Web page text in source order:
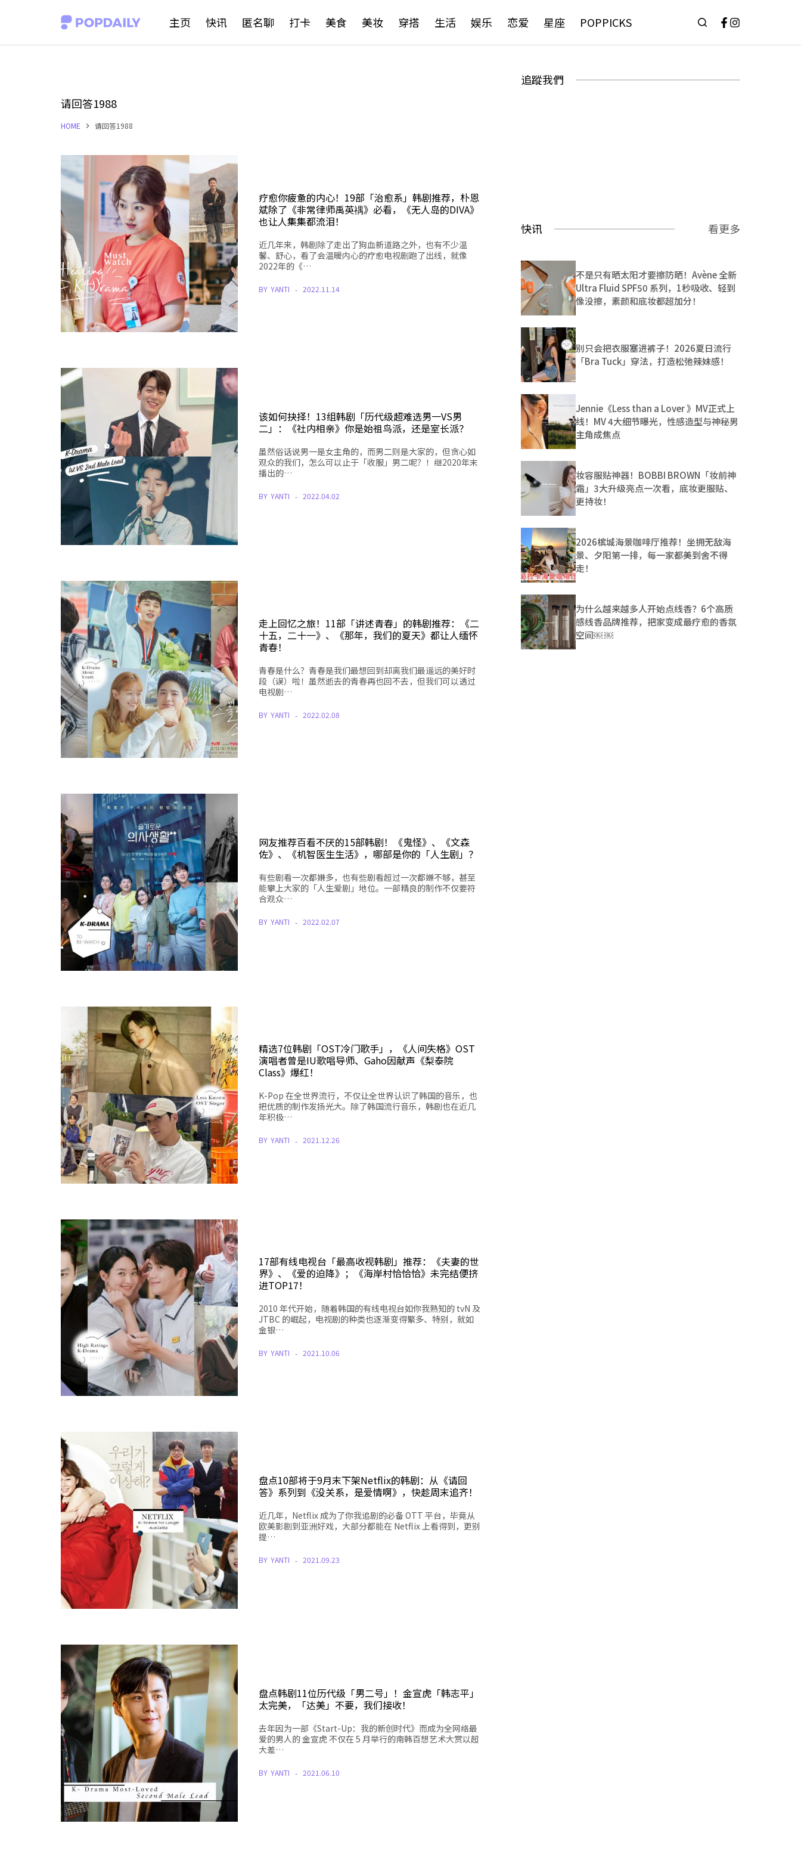
主页 快讯 匿名聊 打卡 美食 美妆 穿搭 生活 娱乐 恋爱 星座 POPPICKS
请回答1988
HOME 请回答1988
疗愈你疲惫的内心！19部「治愈系」韩剧推荐，朴恩
斌除了《非常律师禹英禑》必看，《无人岛的DIVA》
也让人集集都流泪！
近几年来，韩剧除了走出了狗血新道路之外，也有不少温
馨、舒心，看了会温暖内心的疗愈电视剧跑了出线，就像
2022年的《…
BY YANTI 2022.11.14
该如何抉择！13组韩剧「历代级超难选男一VS男
二」：《社内相亲》你是始祖鸟派，还是室长派？
虽然俗话说男一是女主角的，而男二则是大家的，但贪心如
观众的我们，怎么可以止于「收服」男二呢？！继2020年末
播出的…
BY YANTI 2022.04.02
走上回忆之旅！11部「讲述青春」的韩剧推荐：《二
十五，二十一》、《那年，我们的夏天》都让人缅怀
青春！
青春是什么？青春是我们最想回到却离我们最遥远的美好时
段（误）啦！虽然逝去的青春再也回不去，但我们可以透过
电视剧…
BY YANTI 2022.02.08
网友推荐百看不厌的15部韩剧！《鬼怪》、《文森
佐》、《机智医生生活》，哪部是你的「人生剧」？
有些剧看一次都嫌多，也有些剧看超过一次都嫌不够，甚至
能攀上大家的「人生爱剧」地位。一部精良的制作不仅要符
合观众…
BY YANTI 2022.02.07
精选7位韩剧「OST冷门歌手」，《人间失格》OST
演唱者曾是IU歌唱导师、Gaho因献声《梨泰院
Class》爆红！
K-Pop 在全世界流行，不仅让全世界认识了韩国的音乐，也
把优质的制作发扬光大。除了韩国流行音乐，韩剧也在近几
年积极…
BY YANTI 2021.12.26
17部有线电视台「最高收视韩剧」推荐：《夫妻的世
界》、《爱的迫降》；《海岸村恰恰恰》未完结便挤
进TOP17！
2010 年代开始，随着韩国的有线电视台如你我熟知的 tvN 及
JTBC 的崛起，电视剧的种类也逐渐变得繁多、特别，就如
金银…
BY YANTI 2021.10.06
盘点10部将于9月末下架Netflix的韩剧：从《请回
答》系列到《没关系，是爱情啊》，快趁周末追齐！
近几年，Netflix 成为了你我追剧的必备 OTT 平台，毕竟从
欧美影剧到亚洲好戏，大部分都能在 Netflix 上看得到，更别
提…
BY YANTI 2021.09.23
盘点韩剧11位历代级「男二号」！金宣虎「韩志平」
太完美，「达美」不要，我们接收！
去年因为一部《Start-Up：我的新创时代》而成为全网络最
爱的男人的 金宣虎 不仅在 5 月举行的南韩百想艺术大赏以超
大差…
BY YANTI 2021.06.10
追蹤我們
快讯 看更多
不是只有晒太阳才要擦防晒！Avène 全新
Ultra Fluid SPF50 系列，1秒吸收、轻到
像没擦，素颜和底妆都超加分！
别只会把衣服塞进裤子！2026夏日流行
「Bra Tuck」穿法，打造松弛辣妹感！
Jennie《Less than a Lover 》MV正式上
线！MV 4大细节曝光，性感造型与神秘男
主角成焦点
妆容服贴神器！BOBBI BROWN「妆前神
霜」3大升级亮点一次看，底妆更服贴、
更持妆！
2026槟城海景咖啡厅推荐！坐拥无敌海
景、夕阳第一排，每一家都美到舍不得
走！
为什么越来越多人开始点线香？6个高质
感线香品牌推荐，把家变成最疗愈的香氛
空间￼ ￼